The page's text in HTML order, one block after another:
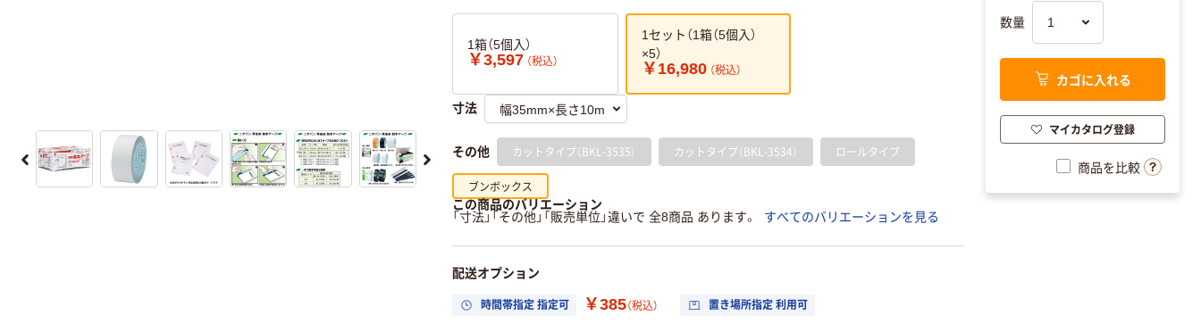
1箱（5個入）
￥3,597 （税込）
1セット（1箱（5個入）
×5）
￥16,980 （税込）
寸法
その他 カットタイプ（BKL-3535） カットタイプ（BKL-3534） ロールタイプ
ブンボックス
この商品のバリエーション
「寸法」「その他」「販売単位」違いで 全8商品 あります。
すべてのバリエーションを見る
配送オプション
時間帯指定 指定可 ￥385（税込） 置き場所指定 利用可
数量
カゴに入れる
マイカタログ登録
商品を比較